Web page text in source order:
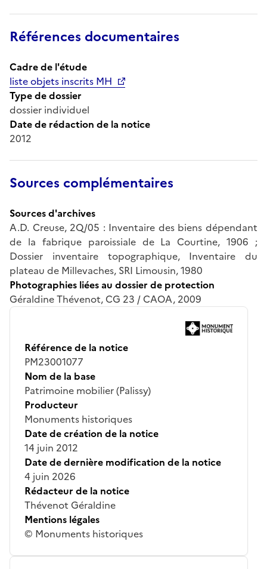
Références documentaires
Cadre de l'étude
liste objets inscrits MH
Type de dossier
dossier individuel
Date de rédaction de la notice
2012
Sources complémentaires
Sources d'archives
A.D. Creuse, 2Q/05 : Inventaire des biens dépendant
de la fabrique paroissiale de La Courtine, 1906 ;
Dossier inventaire topographique, Inventaire du
plateau de Millevaches, SRI Limousin, 1980
Photographies liées au dossier de protection
Géraldine Thévenot, CG 23 / CAOA, 2009
Référence de la notice
PM23001077
Nom de la base
Patrimoine mobilier (Palissy)
Producteur
Monuments historiques
Date de création de la notice
14 juin 2012
Date de dernière modification de la notice
4 juin 2026
Rédacteur de la notice
Thévenot Géraldine
Mentions légales
© Monuments historiques